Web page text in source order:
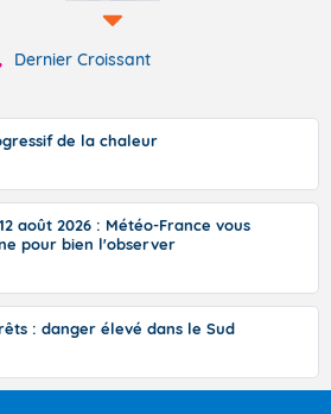
Dernier Croissant
de la chaleur
août 2026 : Météo-France vous
pour bien l'observer
: danger élevé dans le Sud